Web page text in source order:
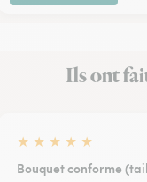
Ils ont
★ ★ ★ ★ ★
Bouquet conforme